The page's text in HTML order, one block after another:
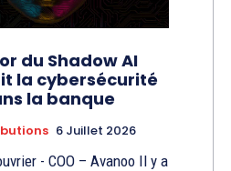
du Shadow AI
la cybersécurité
la banque
6 Juillet 2026
- COO – Avanoo Il y a